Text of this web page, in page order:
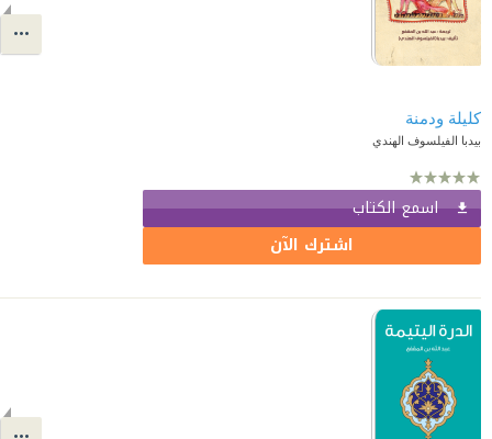
كليلة ودمنة
بيدبا الفيلسوف الهندي
اسمع الكتاب
اشترك الآن